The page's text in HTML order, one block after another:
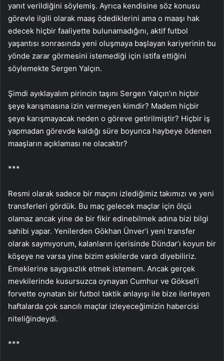
yanıt verildiğini söylemiş. Ayrıca kendisine söz konusu
görevle ilgili olarak maaş ödediklerini ama o maaşı hak
edecek hiçbir faaliyette bulunamadığını, aktif futbol
yaşantısı sonrasında yeni oluşmaya başlayan kariyerinin bu
yönde zarar görmesini istemediği için istifa ettiğini
söylemekte Sergen Yalçın.
Şimdi ayıklayalım pirincin taşını Sergen Yalçın’ın hiçbir
şeye karışmasına izin vermeyen kimdir? Madem hiçbir
şeye karışmayacak neden o göreve getirilmiştir? Hiçbir iş
yapmadan görevde kaldığı süre boyunca haybeye ödenen
maaşların açıklaması ne olacaktır?
***
Resmi olarak sadece bir maçını izlediğimiz takımızı ve yeni
transferleri gördük. Bu maç gelecek maçlar için ölçü
olamaz ancak yine de bir fikir edinebilmek adına bizi bilgi
sahibi yapar. Yenilerden Gökhan Ünver’i yeni transfer
olarak saymıyorum, kalanların içerisinde Dündar’ı koyun bir
köşeye ne varsa yine bizim eskilerde vardı diyebiliriz.
Emeklerine saygısızlık etmek istemem. Ancak gerçek
mevkilerinde kusursuzca oynayan Cumhur ve Göksel’i
forvette oynatan bir futbol taktik anlayışı ile bize ilerleyen
haftalarda çok sancılı maçlar izleyeceğimizin habercisi
niteliğindeydi.
***